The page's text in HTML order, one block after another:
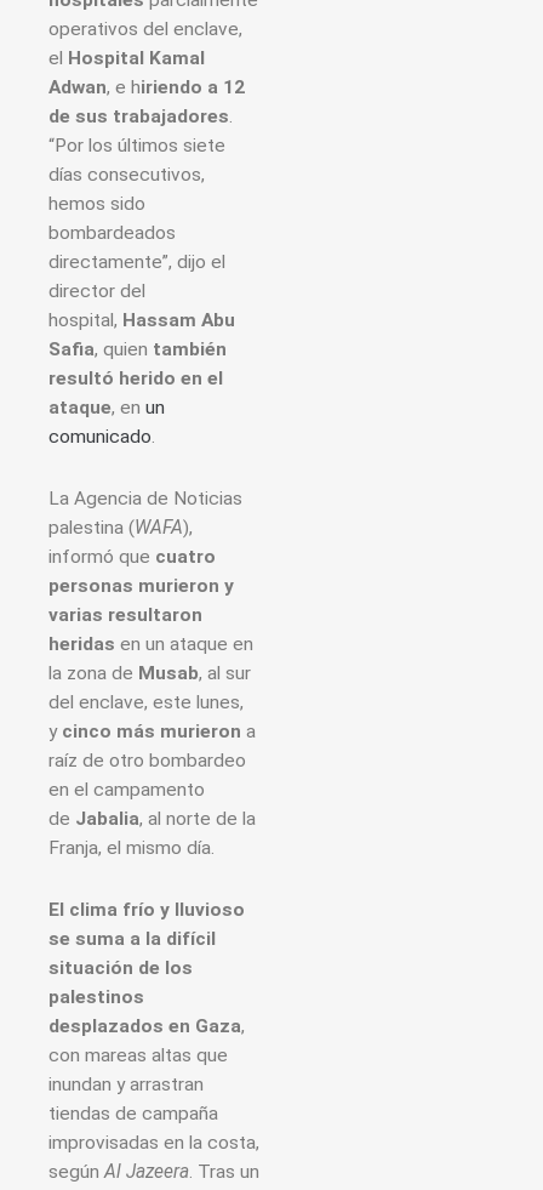
operativos del enclave,
el Hospital Kamal
Adwan, e hiriendo a 12
de sus trabajadores.
“Por los últimos siete
días consecutivos,
hemos sido
bombardeados
directamente”, dijo el
director del
hospital, Hassam Abu
Safia, quien también
resultó herido en el
ataque, en un
comunicado.
La Agencia de Noticias
palestina (WAFA),
informó que cuatro
personas murieron y
varias resultaron
heridas en un ataque en
la zona de Musab, al sur
del enclave, este lunes,
y cinco más murieron a
raíz de otro bombardeo
en el campamento
de Jabalia, al norte de la
Franja, el mismo día.
El clima frío y lluvioso
se suma a la difícil
situación de los
palestinos
desplazados en Gaza,
con mareas altas que
inundan y arrastran
tiendas de campaña
improvisadas en la costa,
segúnAl Jazeera. Tras un